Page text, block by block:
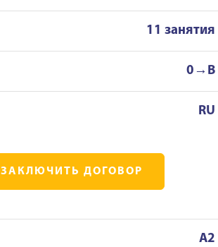
11 занятия
0→B
RU
ЗАКЛЮЧИТЬ ДОГОВОР
A2